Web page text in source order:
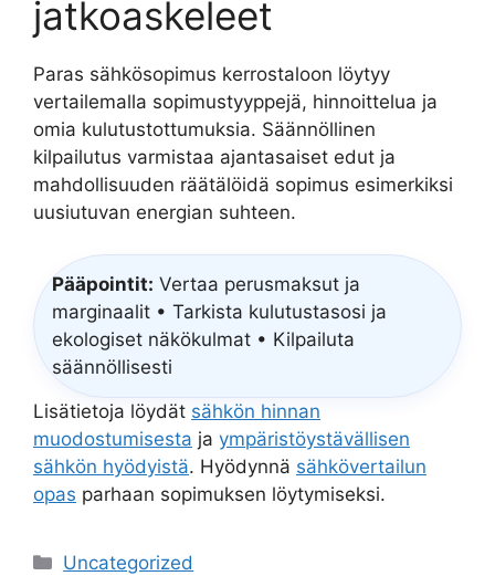
jatkoaskeleet
Paras sähkösopimus kerrostaloon löytyy
vertailemalla sopimustyyppejä, hinnoittelua ja
omia kulutustottumuksia. Säännöllinen
kilpailutus varmistaa ajantasaiset edut ja
mahdollisuuden räätälöidä sopimus esimerkiksi
uusiutuvan energian suhteen.
Pääpointit: Vertaa perusmaksut ja
marginaalit • Tarkista kulutustasosi ja
ekologiset näkökulmat • Kilpailuta
säännöllisesti
Lisätietoja löydät sähkön hinnan
muodostumisesta ja ympäristöystävällisen
sähkön hyödyistä. Hyödynnä sähkövertailun
opas parhaan sopimuksen löytymiseksi.
Categories
Uncategorized